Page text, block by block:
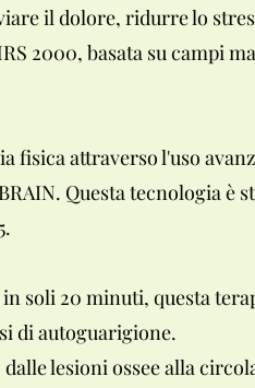
il dolore, ridurre lo
2000, basata su campi
fisica attraverso l'uso
Questa tecnologia è
soli 20 minuti, questa
di autoguarigione.
lesioni ossee alla